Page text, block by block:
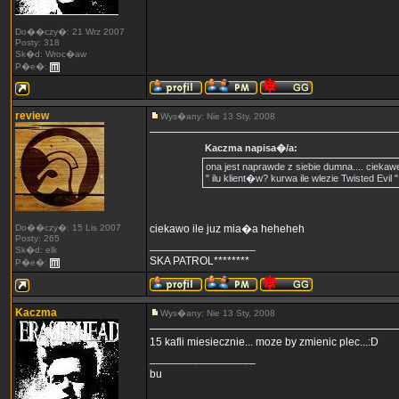
Do��czy�: 21 Wrz 2007
Posty: 318
Sk�d: Wroc�aw
P�e�:
review
Do��czy�: 15 Lis 2007
Posty: 265
Sk�d: elk
P�e�:
Wys�any: Nie 13 Sty, 2008
Kaczma napisa�/a:
ona jest naprawde z siebie dumna....
" ilu klient�w? kurwa ile wlezie Twisted Evil "
ciekawo ile juz mia�a heheheh
SKA PATROL********
Kaczma Wys�any: Nie 13 Sty, 2008
15 kafli miesiecznie... moze by zmienic plec...:D
bu